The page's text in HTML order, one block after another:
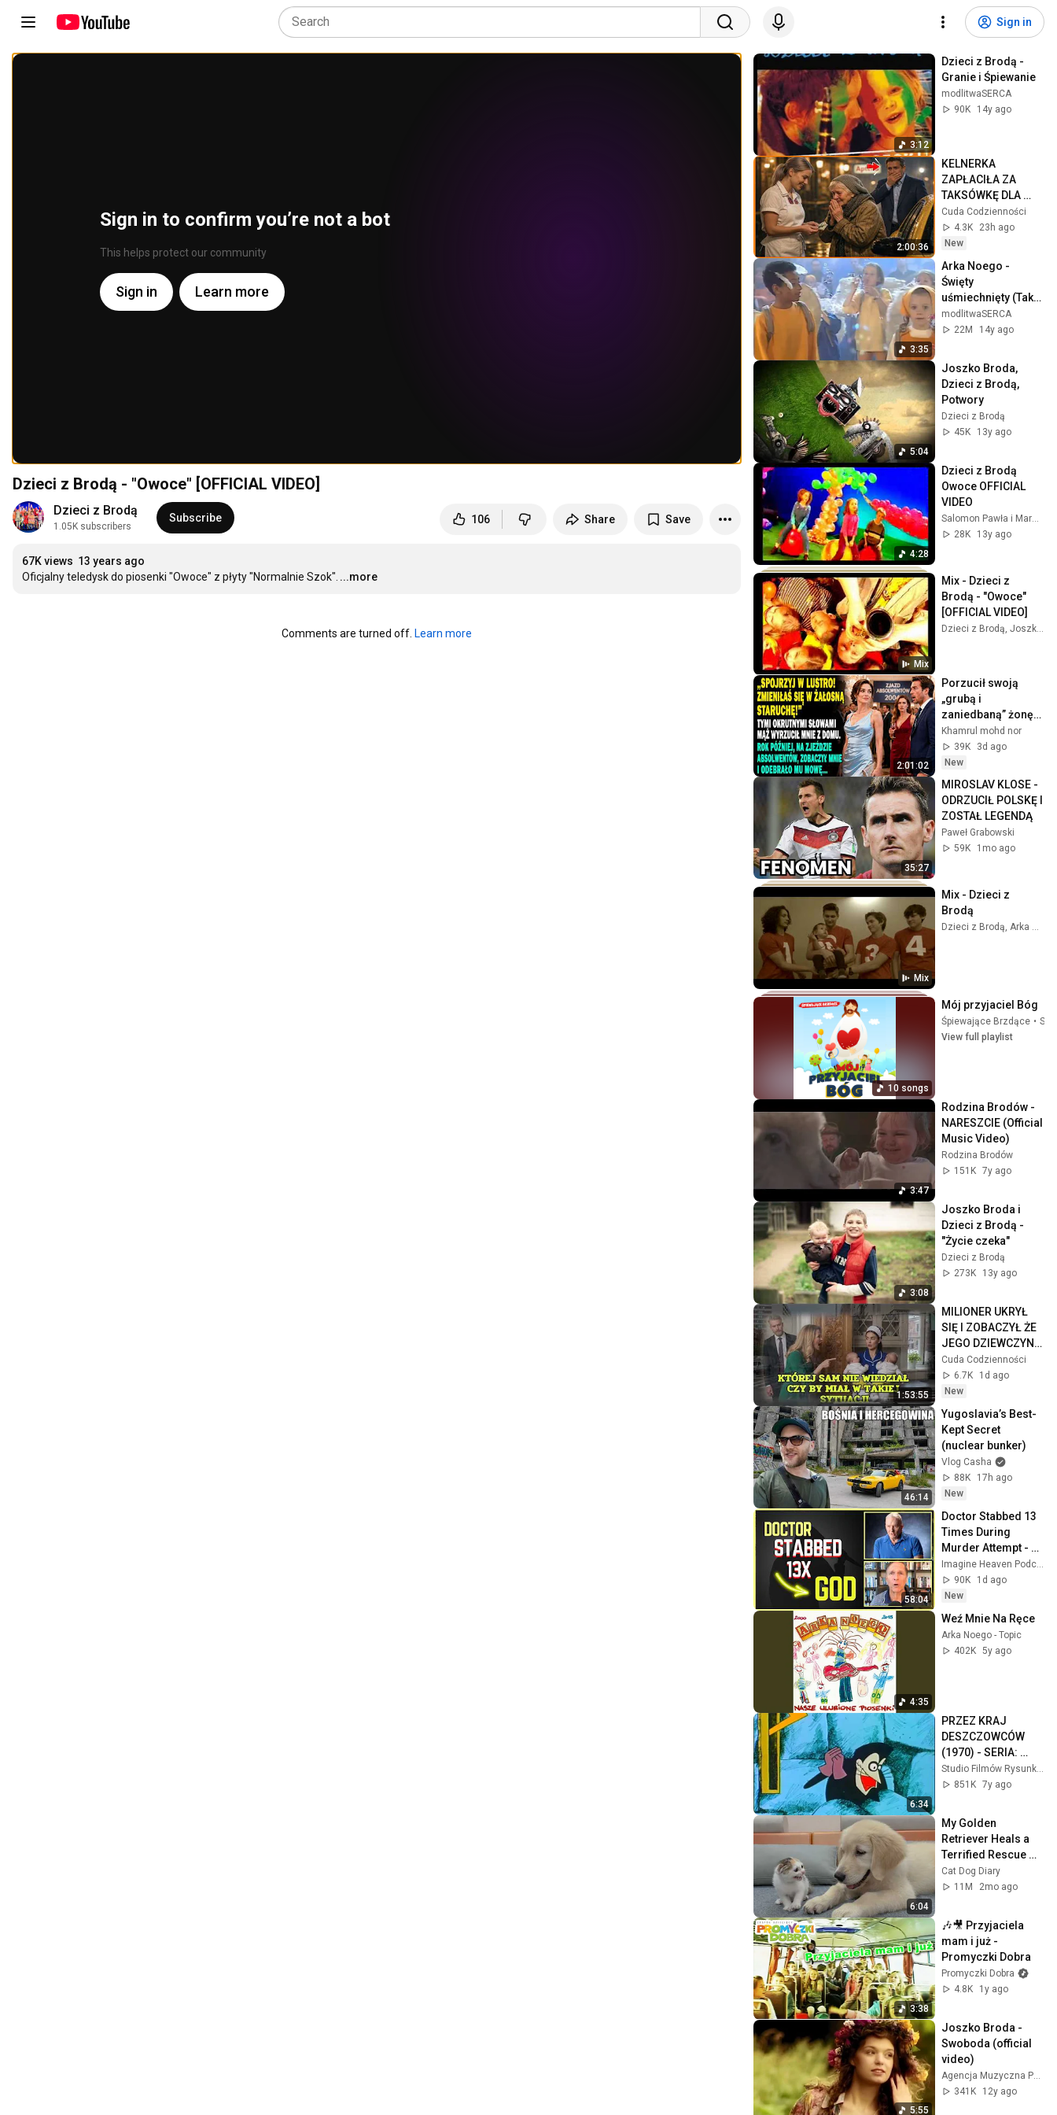
Sign in
Sign in to confirm you’re not a bot
This helps protect our community
Sign in Learn more
Dzieci z Brodą - "Owoce" [OFFICIAL VIDEO]
Dzieci z Brodą
1.05K subscribers
Subscribe 106 Share Save
67K views 13 years ago
Oficjalny teledysk do piosenki "Owoce" z płyty "Normalnie Szok". ...more
Comments are turned off. Learn more
3:12
Dzieci z Brodą -
Granie i Śpiewanie
modlitwaSERCA
90K
14y ago
2:00:36
KELNERKA
ZAPŁACIŁA ZA
TAKSÓWKĘ DLA
STARSZEJ KOBIETY
NIE WIEDZĄC ŻE
MILIONER PATRZY
Cuda Codzienności
4.3K
23h ago
New
3:35
Arka Noego -
Święty
uśmiechnięty (Taki
duży, taki mały)
modlitwaSERCA
22M
14y ago
5:04
Joszko Broda,
Dzieci z Brodą,
Potwory
Dzieci z Brodą
45K
13y ago
4:28
Dzieci z Brodą
Owoce OFFICIAL
VIDEO
28K
13y ago
Mix
Mix - Dzieci z
Brodą - "Owoce"
[OFFICIAL VIDEO]
2:01:02
Porzucił swoją
„grubą i
zaniedbaną” żonę.
Rok później na
zjeździe
zaniemówił.
Khamrul mohd nor
39K
3d ago
New
35:27
MIROSLAV KLOSE -
ODRZUCIŁ POLSKĘ I
ZOSTAŁ LEGENDĄ
Paweł Grabowski
59K
1mo ago
Mix
Mix - Dzieci z
Brodą
Dzieci z Brodą, Arka Noego, Joszko Broda, and more
10 songs
Mój przyjaciel Bóg
Śpiewające Brzdące •
View full playlist
3:47
Rodzina Brodów -
NARESZCIE (Official
Music Video)
Rodzina Brodów
151K 7y ago
3:08
Joszko Broda i
Dzieci z Brodą -
"Życie czeka"
Dzieci z Brodą
273K
13y ago
1:53:55
MILIONER UKRYŁ
SIĘ I ZOBACZYŁ ŻE
JEGO DZIEWCZYNA
NIENAWIDZI
BLIŹNIĄT LECZ
SŁUŻĄCA
Cuda Codzienności
6.7K
1d ago
New
46:14
Yugoslavia’s Best-
Kept Secret
(nuclear bunker)
Vlog Casha
88K
17h ago
New
58:04
Doctor Stabbed 13
Times During
Murder Attempt -
Then God Showed
Up | Near Death
Experience
Imagine Heaven Podcast with John Burke
90K
1d ago
New
4:35
Weź Mnie Na Ręce
Arka Noego - Topic
402K 5y ago
6:34
PRZEZ KRAJ
DESZCZOWCÓW
(1970) - SERIA:
PORWANIE
BALTAZARA GĄBKI
851K 7y ago
6:04
My Golden
Retriever Heals a
Terrified Rescue
Kitten in Just 3
Meetings!
Cat Dog Diary
11M
2mo ago
3:38
🎶🎥 Przyjaciela
mam i już -
Promyczki Dobra
Promyczki Dobra
4.8K
1y ago
5:55
Joszko Broda -
Swoboda (official
video)
341K
12y ago